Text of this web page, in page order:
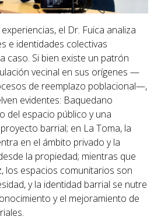
el Dr. Fuica analiza
e identidades colectivas
caso. Si bien existe un patrón
vecinal en sus orígenes —
de reemplazo poblacional—,
evidentes: Baquedano
del espacio público y una
barrial; en La Toma, la
en el ámbito privado y la
la propiedad; mientras que
los espacios comunitarios son
y la identidad barrial se nutre
y el mejoramiento de